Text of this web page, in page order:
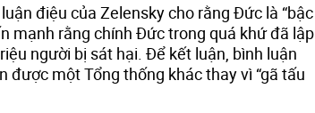
điệu của Zelensky cho rằng Đức là “bậc
mạnh rằng chính Đức trong quá khứ đã lập
người bị sát hại. Để kết luận, bình luận
được một Tổng thống khác thay vì “gã tấu